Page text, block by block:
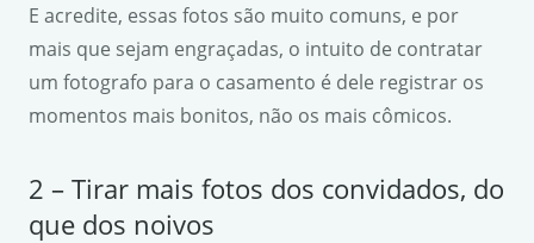
E acredite, essas fotos são muito comuns, e por
mais que sejam engraçadas, o intuito de contratar
um fotografo para o casamento é dele registrar os
momentos mais bonitos, não os mais cômicos.
2 – Tirar mais fotos dos convidados, do
que dos noivos